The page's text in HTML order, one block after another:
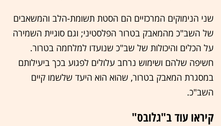
שני הנימוקים המרכזיים הם הסטת תשומת-הלב והמשאבים
של השב"כ מהמאבק בטרור הפלסטיני; וגם סוגיית השמירה
על הכלים והיכולות של שב"כ שנועדו למלחמה בטרור.
חשיפה שלהם ושימוש נרחב עלולים לפגוע בכך ביעילותם
במסגרת המאבק בטרור, שהוא הוא היעד שלשמו קיים
השב"כ.
קיראו עוד ב"גלובס"